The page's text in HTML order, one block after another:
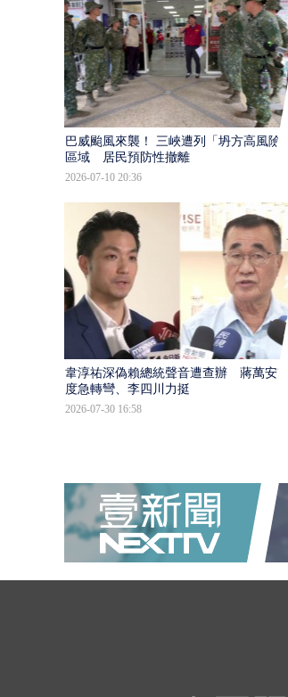
巴威颱風來襲！ 三峽遭列「坍方高風險」
區域 居民預防性撤離
2026-07-10 20:36
韋淳祐深偽賴總統聲音遭查辦 蔣萬安態
度急轉彎、李四川力挺
2026-07-30 16:58